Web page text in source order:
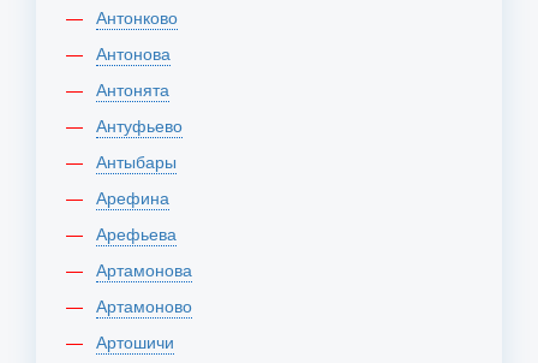
Антонково
Антонова
Антонята
Антуфьево
Антыбары
Арефина
Арефьева
Артамонова
Артамоново
Артошичи